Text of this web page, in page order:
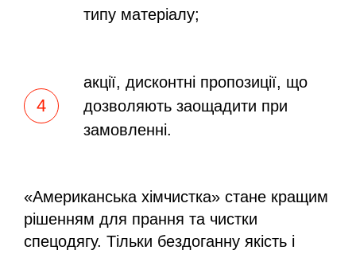
типу матеріалу;
акції, дисконтні пропозиції, що
дозволяють заощадити при
замовленні.
«Американська хімчистка» стане кращим
рішенням для прання та чистки
спецодягу. Тільки бездоганну якість і